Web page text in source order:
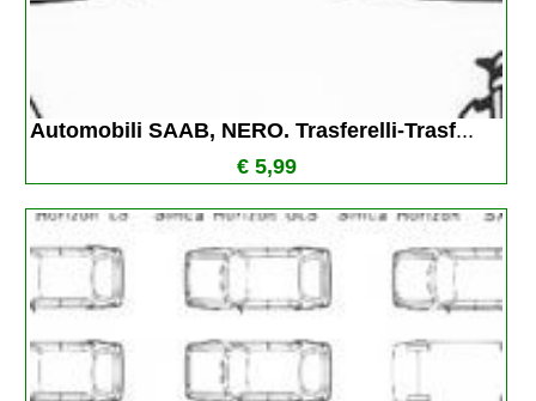
Automobili SAAB, NERO. Trasferelli-Trasf...
€ 5,99